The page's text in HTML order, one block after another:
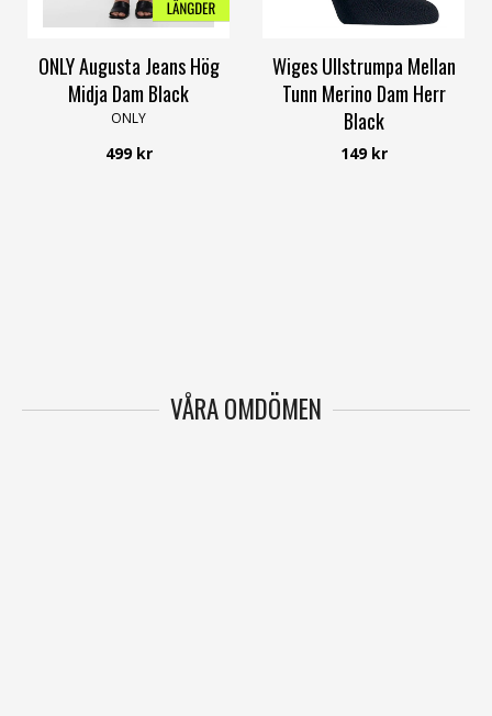
ONLY Augusta Jeans Hög
Midja Dam Black
ONLY
499 kr
Wiges Ullstrumpa Mellan
Tunn Merino Dam Herr
Black
Wiges
149 kr
VÅRA OMDÖMEN